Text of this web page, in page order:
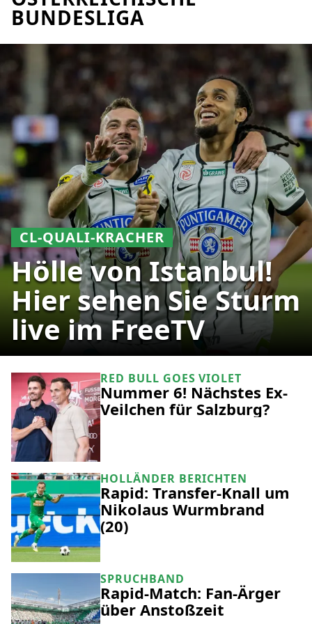
BUNDESLIGA
CL-QUALI-KRACHER
Hölle von Istanbul!
Hier sehen Sie Sturm
live im FreeTV
RED BULL GOES VIOLET
Nummer 6! Nächstes Ex-
Veilchen für Salzburg?
HOLLÄNDER BERICHTEN
Rapid: Transfer-Knall um
Nikolaus Wurmbrand
(20)
SPRUCHBAND
Rapid-Match: Fan-Ärger
über Anstoßzeit